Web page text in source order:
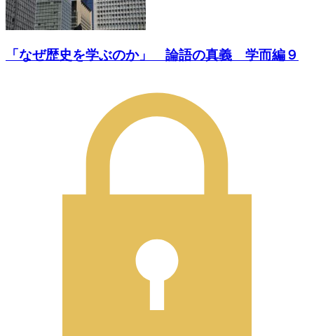
「なぜ歴史を学ぶのか」 論語の真義 学而編９